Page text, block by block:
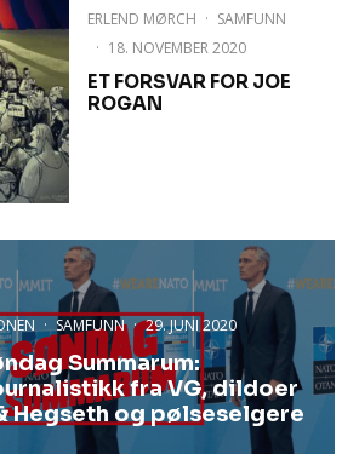
ERLEND MØRCH · SAMFUNN
· 18. NOVEMBER 2020
ET FORSVAR FOR JOE
ROGAN
· SAMFUNN · 29. JUNI 2020
Summarum:
fra VG, dildoer
Hegseth og pølseselgere